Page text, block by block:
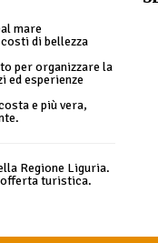
mare
di bellezza
per organizzare la
ed esperienze
e più vera,
Regione Liguria.
turistica.